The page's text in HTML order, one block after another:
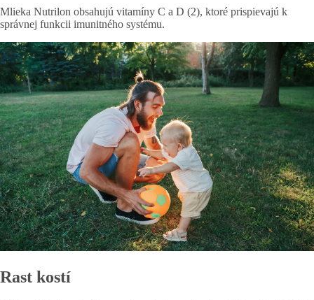
Mlieka Nutrilon obsahujú vitamíny C a D (2), ktoré prispievajú k
správnej funkcii imunitného systému.
Rast kostí